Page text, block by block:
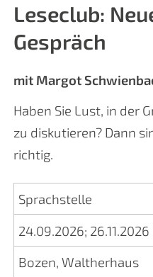
Leseclub:
Gespräch
mit Margot
Haben Sie Lust, in der
zu diskutieren? Dann
richtig.
Sprachstelle
24.09.2026; 26.11.2026
Bozen, Waltherhaus